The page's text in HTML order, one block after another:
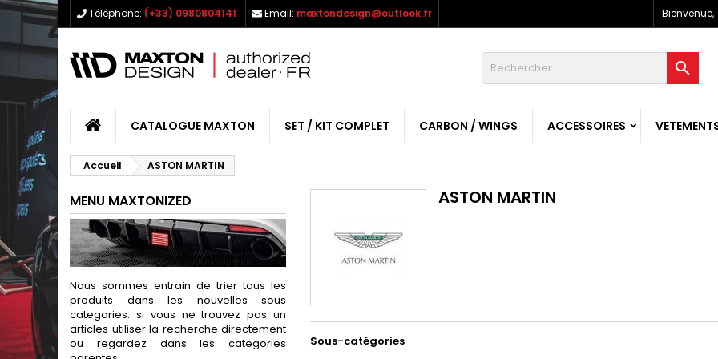
Téléphone: (+33) 0980804141 Email: maxtondesign@outlook.fr Bienvenue,

CATALOGUE MAXTON SET / KIT COMPLET CARBON / WINGS ACCESSOIRES
Accueil ASTON MARTIN
MENU MAXTONIZED
Nous sommes entrain de trier tous les
produits dans les nouvelles sous
categories. si vous ne trouvez pas un
articles utiliser la recherche directement
ou regardez dans les categories
ASTON MARTIN
Sous-catégories